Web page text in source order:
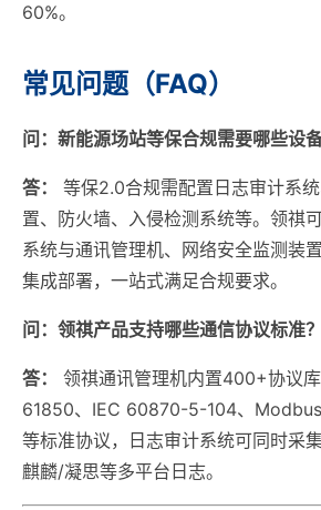
60%。
常见问题（FAQ）
问：新能源场站等保合规需要哪些设备
答：
等保2.0合规需配置日志审计系
置、防火墙、入侵检测系统等。领祺
系统与通讯管理机、网络安全监测装
集成部署，一站式满足合规要求。
问：领祺产品支持哪些通信协议标准？
答：
领祺通讯管理机内置400+协议
61850、IEC 60870-5-104、
等标准协议，日志审计系统可同时采
麒麟/凝思等多平台日志。